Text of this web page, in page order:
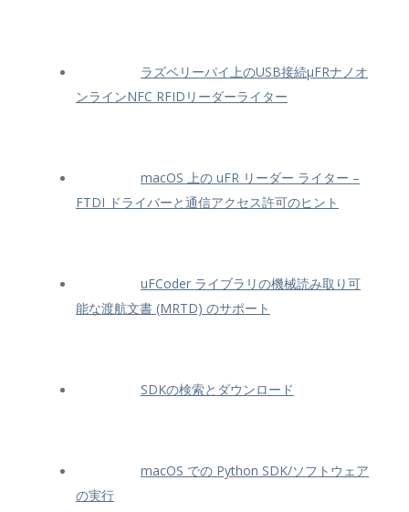
ラズベリーパイ上のUSB接続μFRナノオ
ンラインNFC RFIDリーダーライター
macOS 上の uFR リーダー ライター –
FTDI ドライバーと通信アクセス許可のヒント
uFCoder ライブラリの機械読み取り可
能な渡航文書 (MRTD) のサポート
SDKの検索とダウンロード
macOS での Python SDK/ソフトウェア
の実行